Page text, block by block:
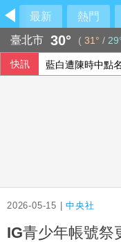
最新 熱門
臺北市 30° ( 31° /
快訊 藍白遭陳時中點
2026-05-15 |中央社
IG青少年帳號